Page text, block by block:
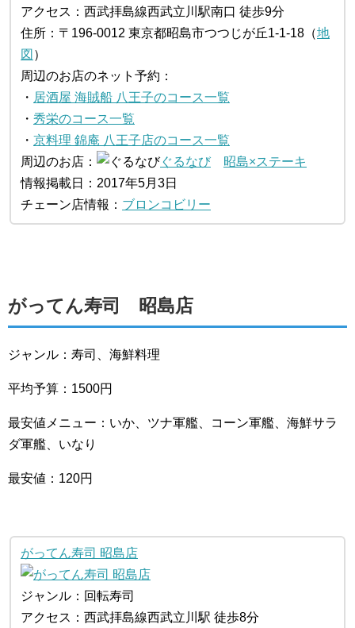
アクセス：西武拝島線西武立川駅南口 徒歩9分
住所：〒196-0012 東京都昭島市つつじが丘1-1-18（地
図 ）
周辺のお店のネット予約：
・ 居酒屋 海賊船 八王子のコース一覧
・ 秀栄のコース一覧
・ 京料理 錦庵 八王子店のコース一覧
周辺のお店：
ぐるなび
昭島×ステーキ
情報掲載日：2017年5月3日
チェーン店情報： ブロンコビリー
がってん寿司 昭島店
ジャンル：寿司、海鮮料理
平均予算：1500円
最安値メニュー：いか、ツナ軍艦、コーン軍艦、海鮮サラ
ダ軍艦、いなり
最安値：120円
がってん寿司 昭島店
ジャンル：回転寿司
アクセス：西武拝島線西武立川駅 徒歩8分